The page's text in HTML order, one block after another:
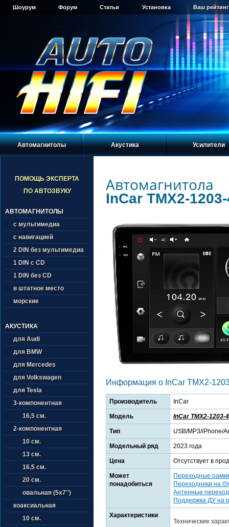
Шоурум Форум Статьи Установка Ваш
Автомагнитолы Акустика Усилители
ПОМОЩЬ ЭКСПЕРТА
ПО АВТОЗВУКУ
АВТОМАГНИТОЛЫ
с мультимедиа
с навигацией
2 DIN без мультимедиа
1 DIN с CD
1 DIN без CD
в штатное место
морские
АКУСТИКА
для Audi
для BMW
для Mercedes
для Volkswagen
для Tesla
3-компонентная
16,5 см.
2-компонентная
10 см.
13 см.
16,5 см.
20 см.
овальная (5х7'')
коаксиальная
10 см.
Автомагнитола
InCar TMX2-
Информация о InCar TMX2-
Производитель InCar
Модель InCar TMX2-1203-4
Тип USB/MP3/iPhone/
Модельный ряд 2023 года
Цена Отсутствует в
Может
понадобиться
Переходные рамки
Переходники на
Антенные
Поддержка ДУ на
Характеристики
Технические